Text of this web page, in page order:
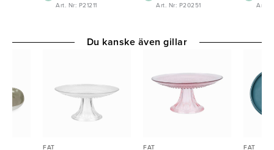
Art. Nr: P21211 Art. Nr: P20251 Art.
FAT FAT FAT
Du kanske även gillar